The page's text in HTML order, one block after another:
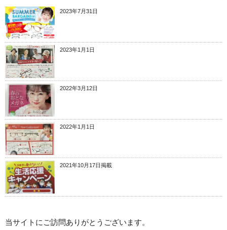
2023年7月31日
2023年1月1日
2022年3月12日
2022年1月1日
2021年10月17日掲載
当サイトにご訪問ありがとうございます。